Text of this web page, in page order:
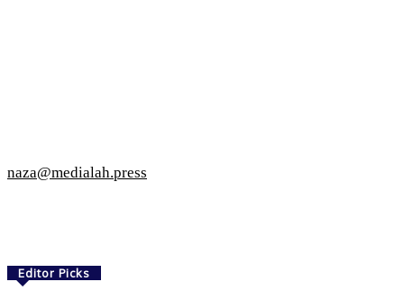
naza@medialah.press
Editor Picks